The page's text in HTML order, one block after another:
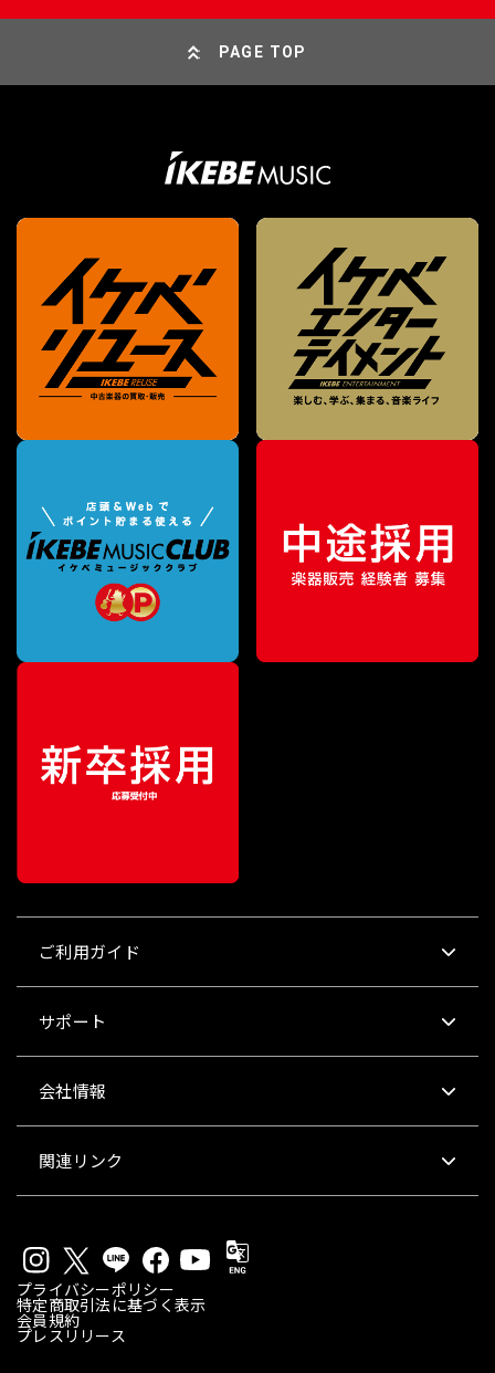
PAGE TOP
ご利用ガイド
サポート
会社情報
関連リンク
プライバシーポリシー
特定商取引法に基づく表示
会員規約
プレスリリース